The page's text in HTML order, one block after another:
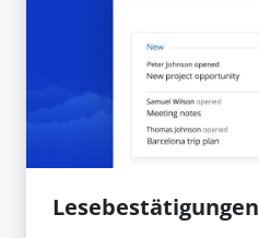
Lesebestätigungen